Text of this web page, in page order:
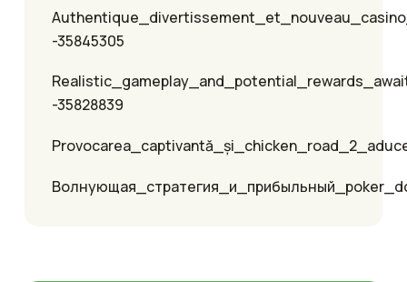
-35845305
-35828839